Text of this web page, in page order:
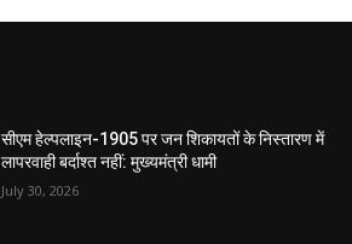
सीएम हेल्पलाइन-1905 पर जन शिकायतों के निस्तारण में
लापरवाही बर्दाश्त नहीं: मुख्यमंत्री धामी
July 30, 2026